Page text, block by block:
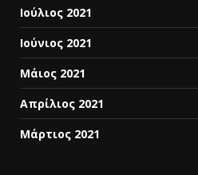
Ιούλιος 2021
Ιούνιος 2021
Μάιος 2021
Απρίλιος 2021
Μάρτιος 2021